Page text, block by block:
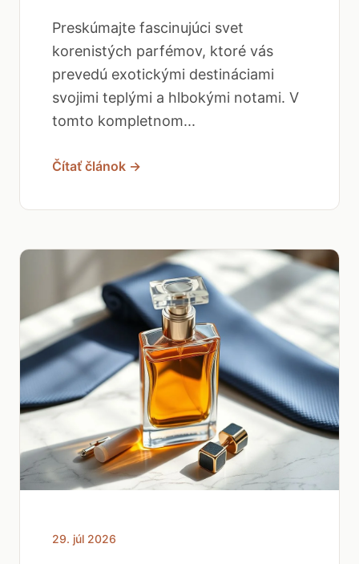
Preskúmajte fascinujúci svet
korenistých parfémov, ktoré vás
prevedú exotickými destináciami
svojimi teplými a hlbokými notami. V
tomto kompletnom...
Čítať článok →
29. júl 2026